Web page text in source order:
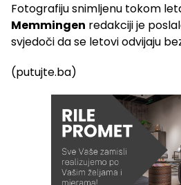
Fotografiju snimljenu tokom
Memmingen redakciji je
svjedoči da se letovi odvijaju
(putujte.ba)